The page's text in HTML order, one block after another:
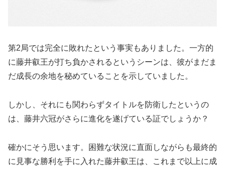
第2局では完全に敗れたという事実もありました。一方的
に藤井叡王が打ち負かされるというシーンは、彼がまだま
だ成長の余地を秘めていることを示していました。
しかし、それにも関わらずタイトルを防衛したというの
は、藤井六冠がさらに進化を遂げている証でしょうか？
確かにそう思います。困難な状況に直面しながらも最終的
に見事な勝利を手に入れた藤井叡王は、これまで以上に成